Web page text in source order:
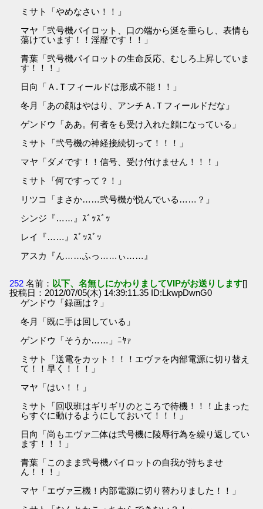
ミサト「やめなさい！！」
マヤ「弐号機パイロット、口の端から涎を垂らし、表情も
蕩けています！！淫靡です！！」
青葉「弐号機パイロットの生命反応、むしろ上昇していま
す！！！」
日向「Ａ.Ｔフィールドは形成不能！！」
冬月「あの顔はやはり、アンチＡ.Ｔフィールドだな」
ゲンドウ「ああ。何者をも受け入れた顔になっている」
ミサト「弐号機の神経接続切って！！！」
マヤ「ダメです！！信号、受け付けません！！！」
ミサト「何ですって？！」
リツコ「まさか……弐号機が悦んでいる……？」
シンジ『……』ｽﾞｯｽﾞｯ
レイ『……』ｽﾞｯｽﾞｯ
アスカ『ん……ふっ……ぃ……』
252 名前： 以下、名無しにかわりましてVIPがお送りします[]
投稿日：2012/07/05(木) 14:39:11.35 ID:LkwpDwnG0
ゲンドウ「録画は？」
冬月「既に手は回している」
ゲンドウ「そうか……」ﾆﾔｧ
ミサト「送電をカット！！！エヴァを内部電源に切り替え
て！！早く！！！」
マヤ「はい！！」
ミサト「回収班はギリギリのところで待機！！！止まった
らすぐに動けるようにしておいて！！！」
日向「尚もエヴァ二体は弐号機に陵辱行為を繰り返してい
ます！！！」
青葉「このまま弐号機パイロットの自我が持ちませ
ん！！！」
マヤ「エヴァ三機！内部電源に切り替わりました！！」